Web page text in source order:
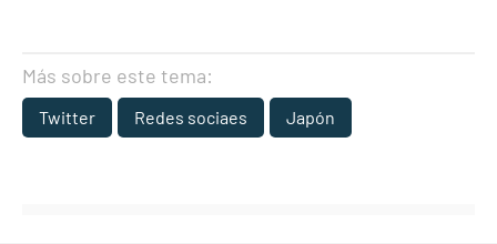
Más sobre este tema:
Twitter Redes sociaes Japón